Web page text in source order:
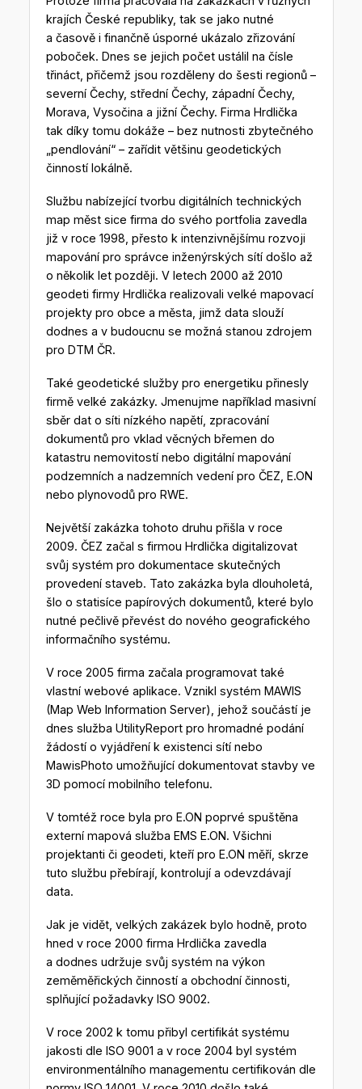
krajích České republiky, tak se jako nutné
a časově i finančně úsporné ukázalo zřizování
poboček. Dnes se jejich počet ustálil na čísle
třináct, přičemž jsou rozděleny do šesti regionů –
severní Čechy, střední Čechy, západní Čechy,
Morava, Vysočina a jižní Čechy. Firma Hrdlička
tak díky tomu dokáže – bez nutnosti zbytečného
„pendlování“ – zařídit většinu geodetických
činností lokálně.
Službu nabízející tvorbu digitálních technických
map měst sice firma do svého portfolia zavedla
již v roce 1998, přesto k intenzivnějšímu rozvoji
mapování pro správce inženýrských sítí došlo až
o několik let později. V letech 2000 až 2010
geodeti firmy Hrdlička realizovali velké mapovací
projekty pro obce a města, jimž data slouží
dodnes a v budoucnu se možná stanou zdrojem
pro DTM ČR.
Také geodetické služby pro energetiku přinesly
firmě velké zakázky. Jmenujme například masivní
sběr dat o síti nízkého napětí, zpracování
dokumentů pro vklad věcných břemen do
katastru nemovitostí nebo digitální mapování
podzemních a nadzemních vedení pro ČEZ, E.ON
nebo plynovodů pro RWE.
Největší zakázka tohoto druhu přišla v roce
2009. ČEZ začal s firmou Hrdlička digitalizovat
svůj systém pro dokumentace skutečných
provedení staveb. Tato zakázka byla dlouholetá,
šlo o statisíce papírových dokumentů, které bylo
nutné pečlivě převést do nového geografického
informačního systému.
V roce 2005 firma začala programovat také
vlastní webové aplikace. Vznikl systém MAWIS
(Map Web Information Server), jehož součástí je
dnes služba UtilityReport pro hromadné podání
žádostí o vyjádření k existenci sítí nebo
MawisPhoto umožňující dokumentovat stavby ve
3D pomocí mobilního telefonu.
V tomtéž roce byla pro E.ON poprvé spuštěna
externí mapová služba EMS E.ON. Všichni
projektanti či geodeti, kteří pro E.ON měří, skrze
tuto službu přebírají, kontrolují a odevzdávají
data.
Jak je vidět, velkých zakázek bylo hodně, proto
hned v roce 2000 firma Hrdlička zavedla
a dodnes udržuje svůj systém na výkon
zeměměřických činností a obchodní činnosti,
splňující požadavky ISO 9002.
V roce 2002 k tomu přibyl certifikát systému
jakosti dle ISO 9001 a v roce 2004 byl systém
environmentálního managementu certifikován dle